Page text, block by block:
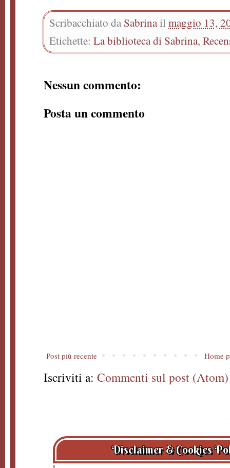
Scribacchiato da Sabrina il maggio 13,
Etichette: La biblioteca di Sabrina,
Nessun commento:
Posta un commento
Post più recente Home
Iscriviti a: Commenti sul post (Atom)
Disclaimer & Cookies